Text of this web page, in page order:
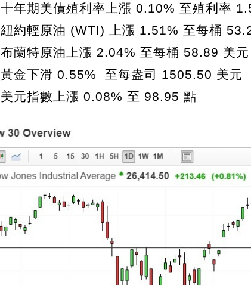
十年期美債殖利率上漲 0.10% 至殖利率
紐約輕原油 (WTI) 上漲 1.51% 至每桶
布蘭特原油上漲 2.04% 至每桶 58.89 美元
黃金下滑 0.55% 至每盎司 1505.50 美元
美元指數上漲 0.08% 至 98.95 點